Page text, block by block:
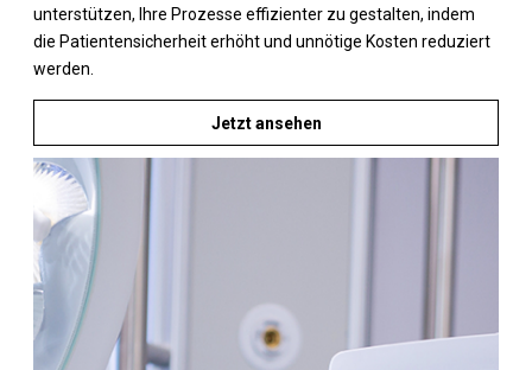
unterstützen, Ihre Prozesse effizienter zu gestalten, indem
die Patientensicherheit erhöht und unnötige Kosten reduziert
werden.
Jetzt ansehen